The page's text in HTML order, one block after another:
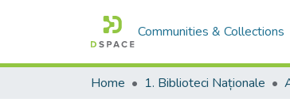
Communities & Collections
Home 1. Biblioteci Naționale